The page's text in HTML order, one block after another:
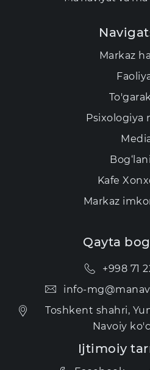
Markaz
Psixologiya
Kаfе
Markaz
Qayta
+998 71
info-
Toshkent shahri,
Navoiy
Ijtimoiy